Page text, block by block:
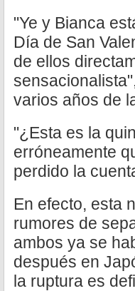
"Ye y Bianca
Día de San
de ellos
varios años de
"¿Esta es la
erróneamente
perdido la
En efecto, esta
rumores de
ambos ya se
después en
la ruptura es